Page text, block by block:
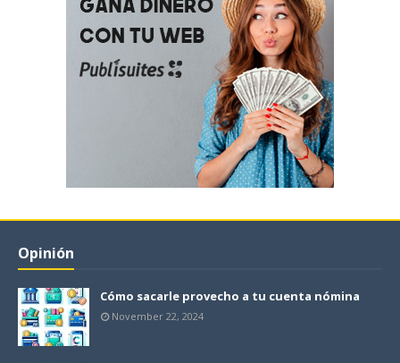
Opinión
Cómo sacarle provecho a tu cuenta nómina
November 22, 2024